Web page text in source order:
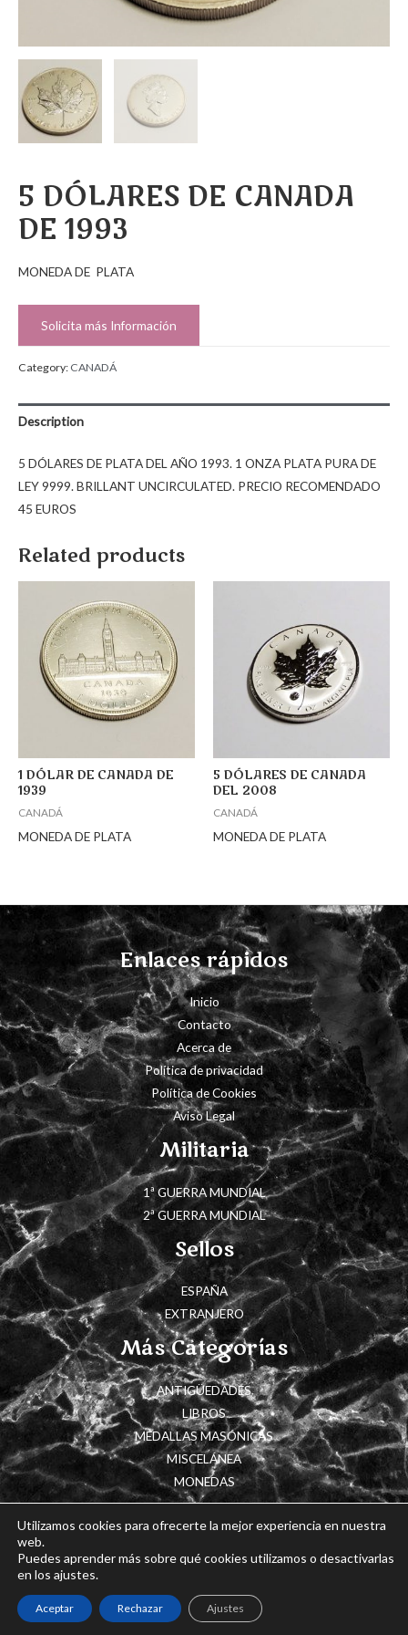
5 DÓLARES DE CANADA
DE 1993
MONEDA DE PLATA
Solicita más Información
Category: CANADÁ
Description
5 DÓLARES DE PLATA DEL AÑO 1993. 1 ONZA PLATA PURA DE
LEY 9999. BRILLANT UNCIRCULATED. PRECIO RECOMENDADO
45 EUROS
Related products
1 DÓLAR DE CANADA DE
1939
CANADÁ
MONEDA DE PLATA
5 DÓLARES DE CANADA
DEL 2008
CANADÁ
MONEDA DE PLATA
Enlaces rápidos
Inicio
Contacto
Acerca de
Política de privacidad
Política de Cookies
Aviso Legal
Militaria
1ª GUERRA MUNDIAL
2ª GUERRA MUNDIAL
Sellos
ESPAÑA
EXTRANJERO
Más Categorías
ANTIGÜEDADES
LIBROS
MEDALLAS MASÓNICAS
MISCELÁNEA
MONEDAS
Powered by Cajón de Historia
Utilizamos cookies para ofrecerte la mejor experiencia en nuestra
web.
Puedes aprender más sobre qué cookies utilizamos o desactivarlas
en los ajustes.
Aceptar Rechazar Ajustes